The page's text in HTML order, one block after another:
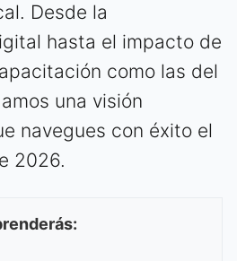
Desde la
hasta el impacto de
como las del
una visión
navegues con éxito el
2026.